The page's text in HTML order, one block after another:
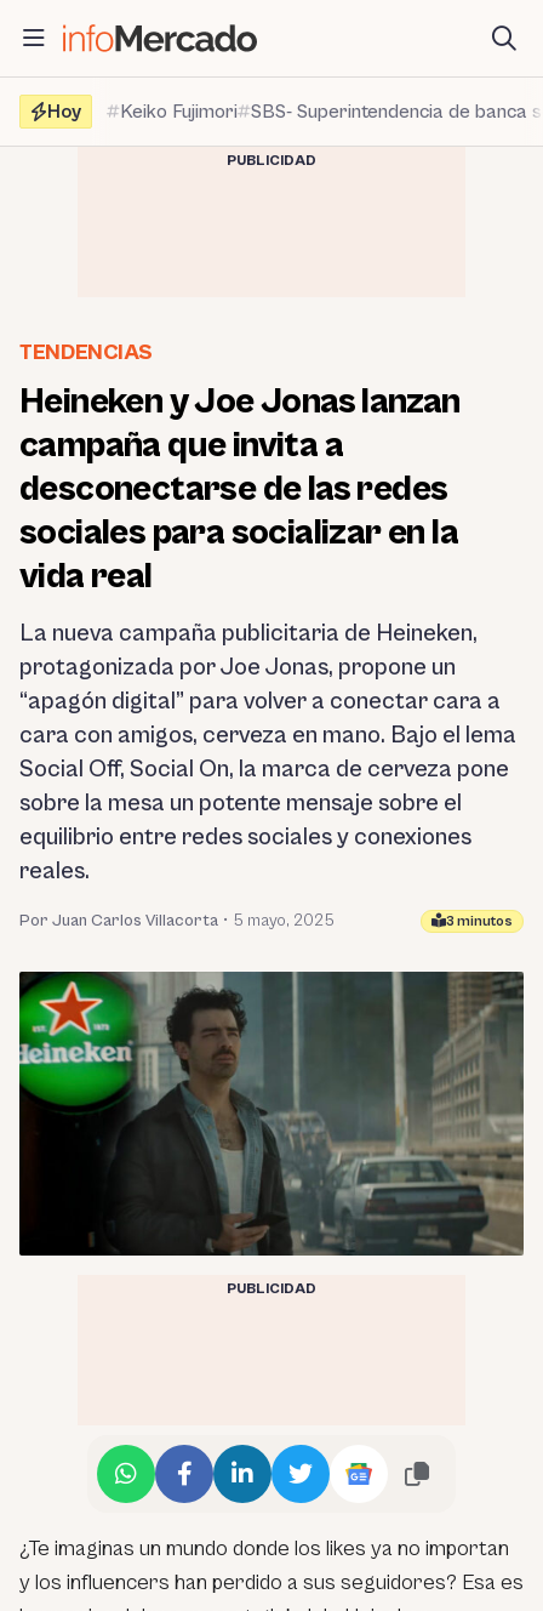
contenido
Hoy
Keiko Fujimori SBS- Superintendencia de banca
PUBLICIDAD
TENDENCIAS
Heineken y Joe Jonas lanzan
campaña que invita a
desconectarse de las redes
sociales para socializar en la
vida real
La nueva campaña publicitaria de Heineken,
protagonizada por Joe Jonas, propone un
“apagón digital” para volver a conectar cara a
cara con amigos, cerveza en mano. Bajo el lema
Social Off, Social On, la marca de cerveza pone
sobre la mesa un potente mensaje sobre el
equilibrio entre redes sociales y conexiones
reales.
Por Juan Carlos Villacorta • 5 mayo, 2025 3 minutos
PUBLICIDAD
¿Te imaginas un mundo donde los likes ya no importan
y los influencers han perdido a sus seguidores? Esa es